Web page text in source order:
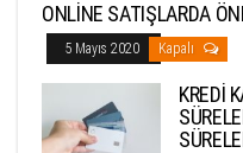
ONLİNE SATIŞLARDA
5 Mayıs 2020 Kapalı
KREDİ